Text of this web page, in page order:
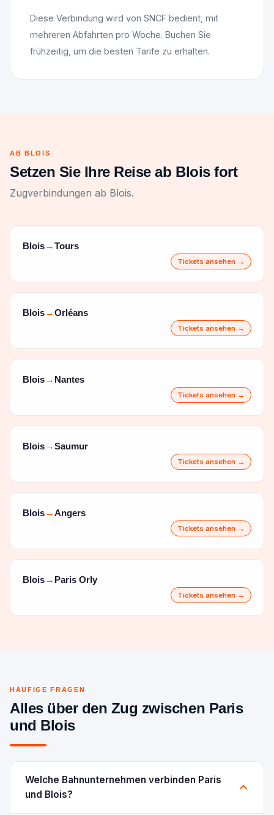
Diese Verbindung wird von SNCF bedient, mit
mehreren Abfahrten pro Woche. Buchen Sie
frühzeitig, um die besten Tarife zu erhalten.
AB BLOIS
Setzen Sie Ihre Reise ab Blois fort
Zugverbindungen ab Blois.
Blois→Tours
Tickets ansehen →
Blois→Orléans
Tickets ansehen →
Blois→ Nantes
Tickets ansehen →
Blois→Saumur
Tickets ansehen →
Blois→Angers
Tickets ansehen →
Blois→ Paris Orly
Tickets ansehen →
HÄUFIGE FRAGEN
Alles über den Zug zwischen Paris
und Blois
Welche Bahnunternehmen verbinden Paris
und Blois?